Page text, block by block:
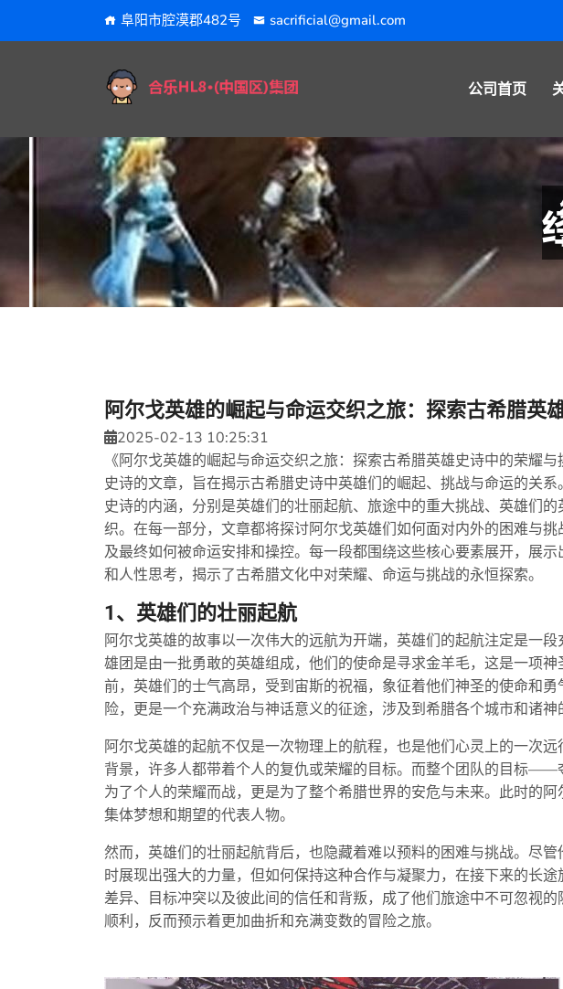
阜阳市腔漠郡482号 sacrificial@gmail.com
公司首页
阿尔戈英雄的崛起与命运交织之旅：探索古希腊英
2025-02-13 10:25:31
《阿尔戈英雄的崛起与命运交织之旅：探索古希腊英雄史诗中的荣耀
史诗的文章，旨在揭示古希腊史诗中英雄们的崛起、挑战与命运的关
史诗的内涵，分别是英雄们的壮丽起航、旅途中的重大挑战、英雄们
织。在每一部分，文章都将探讨阿尔戈英雄们如何面对内外的困难与
及最终如何被命运安排和操控。每一段都围绕这些核心要素展开，展
和人性思考，揭示了古希腊文化中对荣耀、命运与挑战的永恒探索。
1、英雄们的壮丽起航
阿尔戈英雄的故事以一次伟大的远航为开端，英雄们的起航注定是一
雄团是由一批勇敢的英雄组成，他们的使命是寻求金羊毛，这是一项
前，英雄们的士气高昂，受到宙斯的祝福，象征着他们神圣的使命和
险，更是一个充满政治与神话意义的征途，涉及到希腊各个城市和诸神
阿尔戈英雄的起航不仅是一次物理上的航程，也是他们心灵上的一次
背景，许多人都带着个人的复仇或荣耀的目标。而整个团队的目标——
为了个人的荣耀而战，更是为了整个希腊世界的安危与未来。此时的
集体梦想和期望的代表人物。
然而，英雄们的壮丽起航背后，也隐藏着难以预料的困难与挑战。尽
时展现出强大的力量，但如何保持这种合作与凝聚力，在接下来的长
差异、目标冲突以及彼此间的信任和背叛，成了他们旅途中不可忽视
顺利，反而预示着更加曲折和充满变数的冒险之旅。